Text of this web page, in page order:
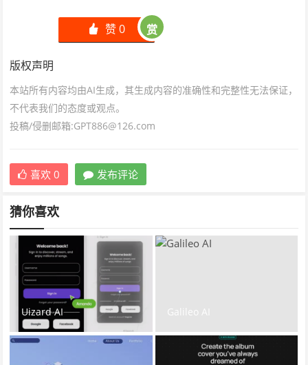
󰄼 赞0 赏
版权声明
本站所有内容均由AI生成，其生成内容的准确性和完整性无法保证，
不代表我们的态度或观点。
投稿/侵删邮箱:GPT886@126.com
喜欢 0 发布评论
猜你喜欢
Uizard AI Galileo AI